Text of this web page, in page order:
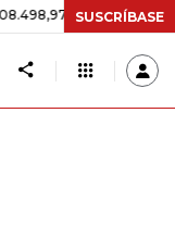
+$ 8.753,81 +2,19%
SUSCRÍBASE